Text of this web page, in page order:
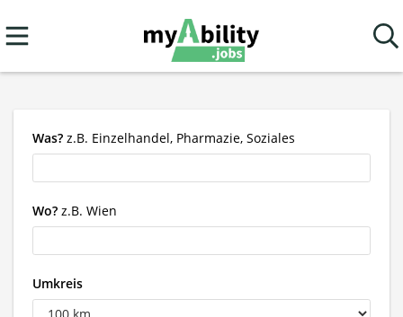
Was? z.B. Einzelhandel, Pharmazie, Soziales
Wo? z.B. Wien
Umkreis